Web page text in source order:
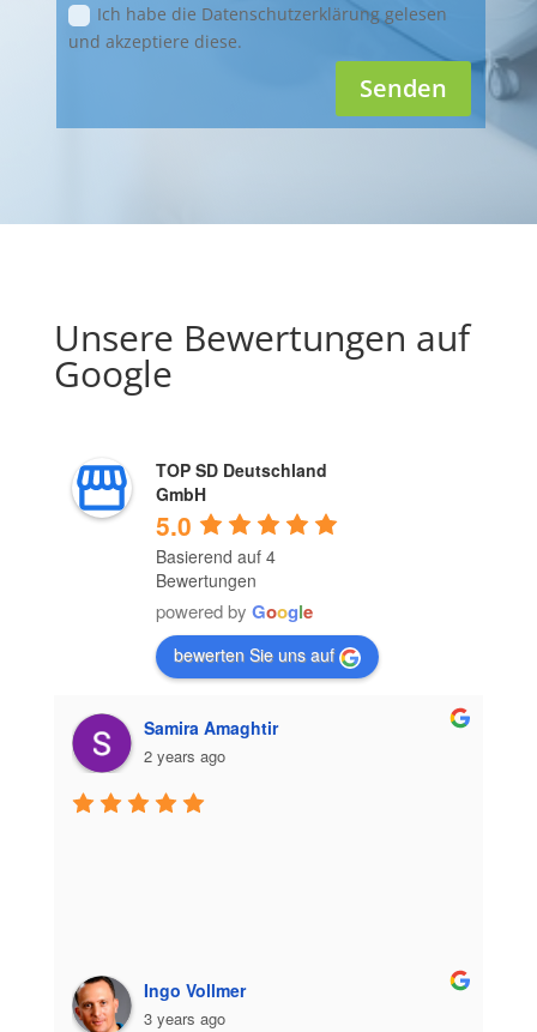
Ich habe die Datenschutzerklärung gelesen
und akzeptiere diese.
Senden
Unsere Bewertungen auf
Google
TOP SD Deutschland
GmbH
5.0
Basierend auf 4
Bewertungen
powered by Google
bewerten Sie uns auf
Samira Amaghtir
2 years ago
Ingo Vollmer
3 years ago